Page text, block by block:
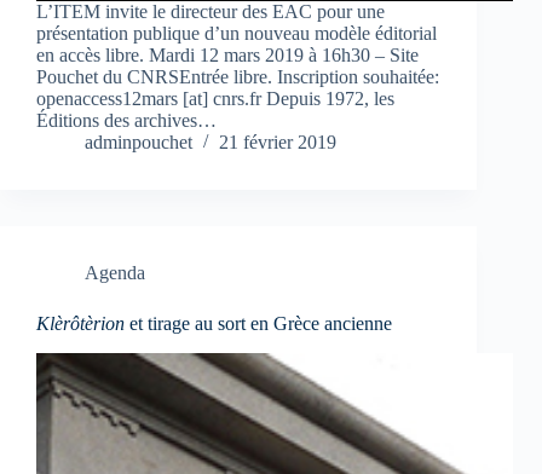
L’ITEM invite le directeur des EAC pour une
présentation publique d’un nouveau modèle éditorial
en accès libre. Mardi 12 mars 2019 à 16h30 – Site
Pouchet du CNRSEntrée libre. Inscription souhaitée:
openaccess12mars [at] cnrs.fr Depuis 1972, les
Éditions des archives…
adminpouchet
21 février 2019
Agenda
Klèrôtèrion et tirage au sort en Grèce ancienne